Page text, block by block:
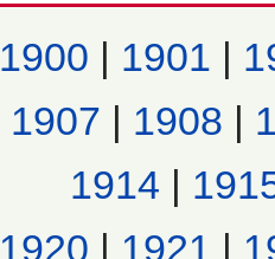
1900 1901
1907
1908
1914
1920
1921